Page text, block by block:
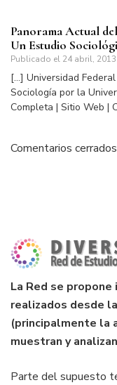
Panorama Actual
Un Estudio
Publicado el 24 abril,
[…] Universidad
Sociología por la
Completa | Sitio Web |
Comentarios
La Red se
realizados desde
(principalmente la
muestran y
Parte del supuesto